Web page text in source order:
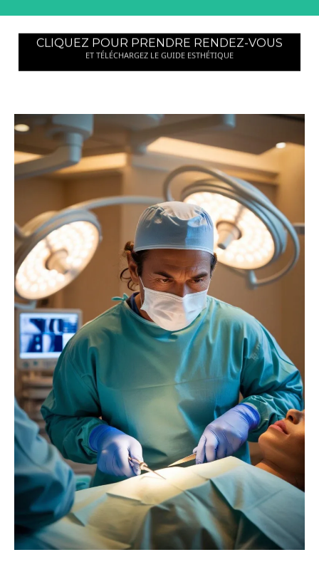
CLIQUEZ POUR PRENDRE RENDEZ-VOUS
ET TÉLÉCHARGEZ LE GUIDE ESTHÉTIQUE